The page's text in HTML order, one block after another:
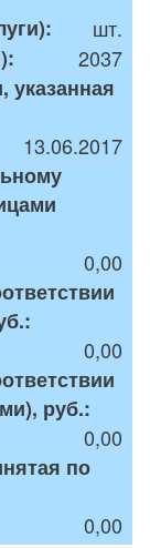
шт.
2037
указанная
13.06.2017
0,00
0,00
руб.:
0,00
по
0,00